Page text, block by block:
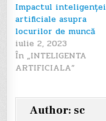
Impactul inteligenței
artificiale asupra
locurilor de muncă
iulie 2, 2023
În „INTELIGENTA
ARTIFICIALA”
Author: sc